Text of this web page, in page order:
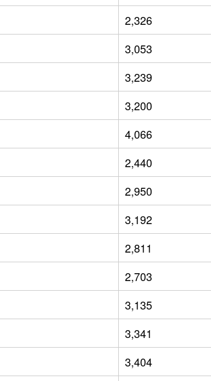
2,326
3,053
3,239
3,200
4,066
2,440
2,950
3,192
2,811
2,703
3,135
3,341
3,404